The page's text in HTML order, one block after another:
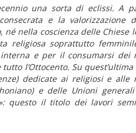
una sorta di eclissi. A
e la valorizzazione
nella coscienza delle Chiese
religiosa soprattutto
e per il consumarsi dei
l’Ottocento. Su
dedicate ai religiosi e alle
e delle Unioni
questo il titolo dei lavori